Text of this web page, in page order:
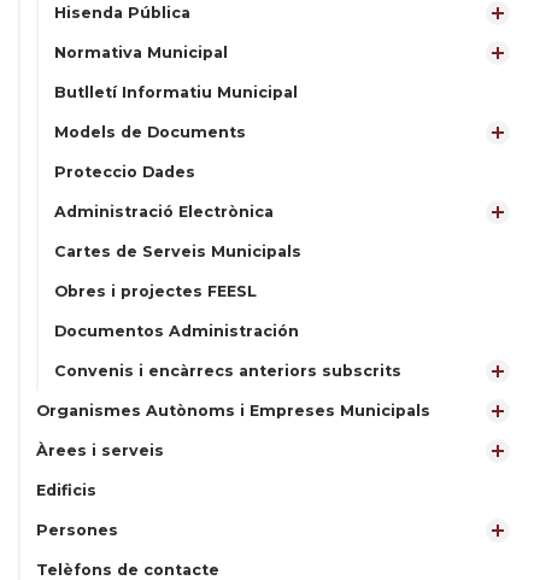
Hisenda Pública
Normativa Municipal
Butlletí Informatiu Municipal
Models de Documents
Proteccio Dades
Administració Electrònica
Cartes de Serveis Municipals
Obres i projectes FEESL
Documentos Administración
Convenis i encàrrecs anteriors subscrits
Organismes Autònoms i Empreses Municipals
Àrees i serveis
Edificis
Persones
Telèfons de contacte